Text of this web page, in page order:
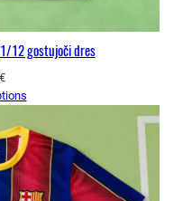
12 gostujoči dres
€